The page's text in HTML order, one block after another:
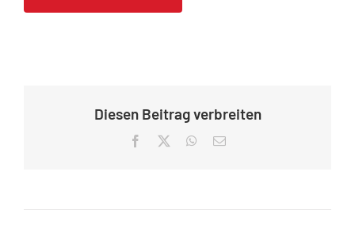
Diesen Beitrag verbreiten
Facebook WhatsApp
E-